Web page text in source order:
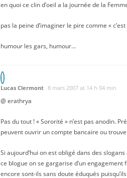
en quoi ce clin d’oeil a la journée de la
pas la peine d’imaginer le pire comme «
humour les gars, humour…
Lucas Clermont 8 mars 2007 at 14 h 04 min
@ erathrya
Pas du tout ! « Sororité » n’est pas anodin.
peuvent ouvrir un compte bancaire ou
Si aujourd’hui on est obligé dans des
ce blogue on se gargarise d’un
encore sont-ils sans doute éduqués